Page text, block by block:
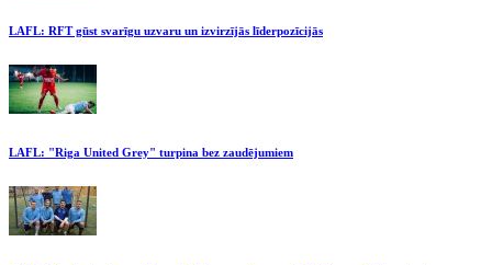
LAFL: RFT gūst svarīgu uzvaru un izvirzījās līderpozīcijās
LAFL: "Riga United Grey" turpina bez zaudējumiem